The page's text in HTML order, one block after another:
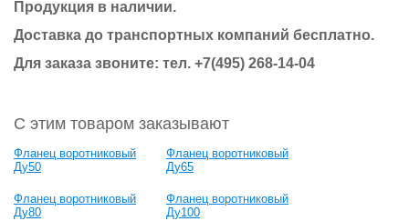
Продукция в наличии.
Доставка до транспортных компаний бесплатно.
Для заказа звоните: тел. +7(495) 268-14-04
С этим товаром заказывают
Фланец воротниковый
Ду50
Фланец воротниковый
Ду65
Фланец воротниковый
Ду80
Фланец воротниковый
Ду100